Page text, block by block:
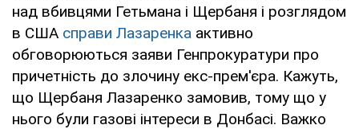
над вбивцями Гетьмана і Щербаня і розглядом
в США справи Лазаренка активно
обговорюються заяви Генпрокуратури про
причетність до злочину екс-прем'єра. Кажуть,
що Щербаня Лазаренко замовив, тому що у
нього були газові інтереси в Донбасі. Важко